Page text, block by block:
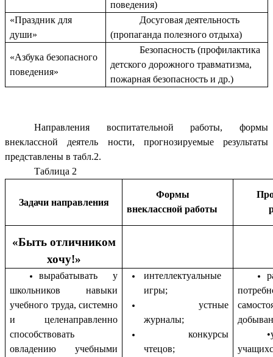
поведения)
«Праздник для
души»
Досуговая деятельность
(пропаганда полезного отдыха)
«Азбука безопасного
поведения»
Безопасность (профилактика
детского дорожного травматизма,
пожарная безопасность и др.)
Направления воспитательной работы, формы
внеклассной деятель ности, прогнозируемые результаты
представлены в табл.2.
Таблица 2
Задачи направления
Формы
внеклассной работы
«Быть отличником
хочу!»
вырабатывать у
школьников навыки
учебного труда, системно
и целенаправленно
способствовать
овладению учебными
интеллектуальные
игры;
устные
журналы;
конкурсы
чтецов;